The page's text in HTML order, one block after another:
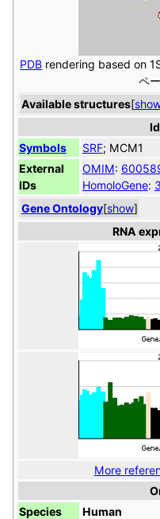
PDB rendering based on
ペ
[
Available structures
Symbols
SRF; MCM1
External
IDs
OMIM:
HomoloGene:
[show]
Gene Ontology
RNA
More
Species
Human